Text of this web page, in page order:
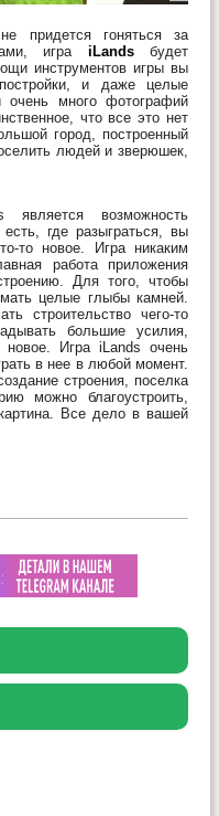
придется гоняться за
игра iLandsбудет
инструментов игры вы
и даже целые
очень много фотографий
что все это нет
город, построенный
людей и зверюшек,
возможность
где разыграться, вы
то новое. Игра никаким
работа приложения
Для того, чтобы
целые глыбы камней.
строительство чего-то
большие усилия,
новое. Игра iLands очень
в нее в любой момент.
строения, поселка
можно благоустроить,
Все дело в вашей